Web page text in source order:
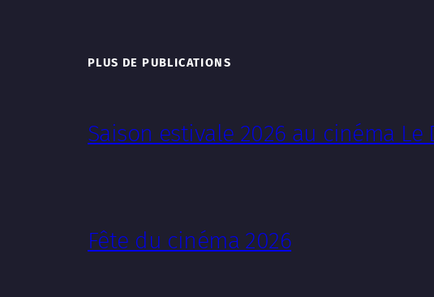
PLUS DE PUBLICATIONS
Saison estivale 2026 au cinéma Le
Fête du cinéma 2026